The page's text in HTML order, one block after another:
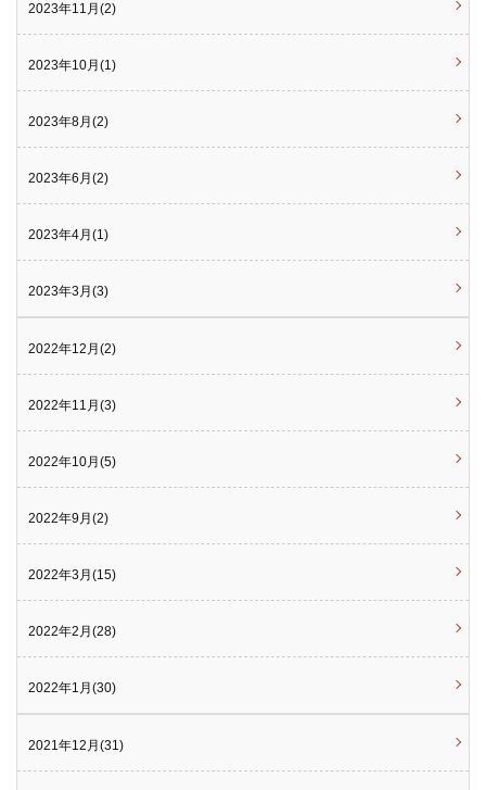
2023年11月(2)
2023年10月(1)
2023年8月(2)
2023年6月(2)
2023年4月(1)
2023年3月(3)
2022年12月(2)
2022年11月(3)
2022年10月(5)
2022年9月(2)
2022年3月(15)
2022年2月(28)
2022年1月(30)
2021年12月(31)